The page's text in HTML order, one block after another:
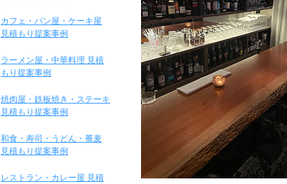
カフェ・パン屋・ケーキ屋
見積もり提案事例
ラーメン屋・中華料理 見積
もり提案事例
焼肉屋・鉄板焼き・ステーキ
見積もり提案事例
和食・寿司・うどん・蕎麦
見積もり提案事例
レストラン・カレー屋 見積